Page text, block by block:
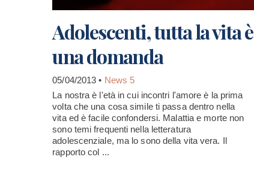
Adolescenti, tutta la vita è
una domanda
05/04/2013 • News 5
La nostra è l'età in cui incontri l'amore è la prima
volta che una cosa simile ti passa dentro nella
vita ed è facile confondersi. Malattia e morte non
sono temi frequenti nella letteratura
adolescenziale, ma lo sono della vita vera. Il
rapporto col ...